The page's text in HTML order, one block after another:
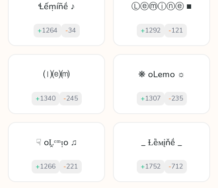
Ɬếṃíñḗ ♪
+1264 -34
Ⓛⓔⓜⓘⓝⓔ ■
+1292 -121
⒧⒠⒨
+1340 -245
❋ oLemo ☼
+1307 -235
☟ oḼᵉᵐᴉo ♫
+1266 -221
_ Ɫȅᴍįňḗ _
+1752 -712